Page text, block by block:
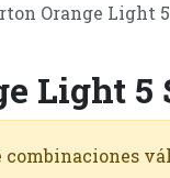
Orange Light
Light 5